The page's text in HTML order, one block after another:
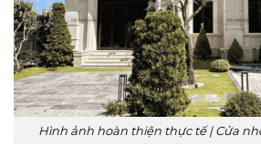
Hình ảnh hoàn thiện thực tế | Cửa